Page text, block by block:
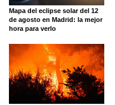
Mapa del eclipse solar del 12
de agosto en Madrid: la mejor
hora para verlo